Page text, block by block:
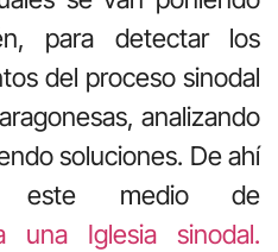
para detectar los
del proceso sinodal
analizando
soluciones. De ahí
medio de
una Iglesia sinodal.